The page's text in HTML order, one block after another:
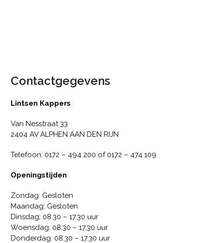
Contactgegevens
Lintsen Kappers
Van Nesstraat 33
2404 AV ALPHEN AAN DEN RIJN
Telefoon: 0172 – 494 200 of 0172 – 474 109
Openingstijden
Zondag: Gesloten
Maandag: Gesloten
Dinsdag: 08.30 – 17.30 uur
Woensdag: 08.30 – 17.30 uur
Donderdag: 08.30 – 17.30 uur